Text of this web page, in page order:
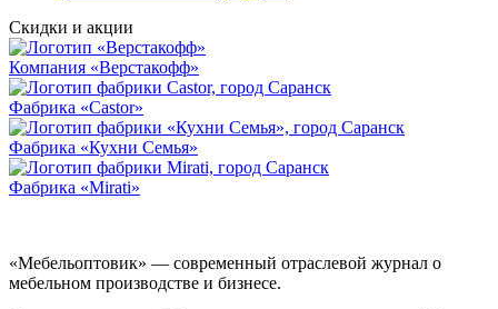
Скидки и акции
Компания «Верстакофф»
Фабрика «Castor»
Фабрика «Кухни Семья»
Фабрика «Mirati»
«Мебельоптовик» — современный отраслевой журнал о
мебельном производстве и бизнесе.